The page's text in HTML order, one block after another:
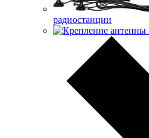
радиостанции